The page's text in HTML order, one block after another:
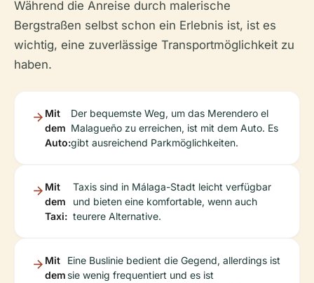
Während die Anreise durch malerische
Bergstraßen selbst schon ein Erlebnis ist, ist es
wichtig, eine zuverlässige Transportmöglichkeit zu
haben.
Mit
dem
Auto:
Der bequemste Weg, um das Merendero el
Malagueño zu erreichen, ist mit dem Auto. Es
gibt ausreichend Parkmöglichkeiten.
Mit
dem
Taxi:
Taxis sind in Málaga-Stadt leicht verfügbar
und bieten eine komfortable, wenn auch
teurere Alternative.
Mit
dem
Eine Buslinie bedient die Gegend, allerdings ist
sie wenig frequentiert und es ist